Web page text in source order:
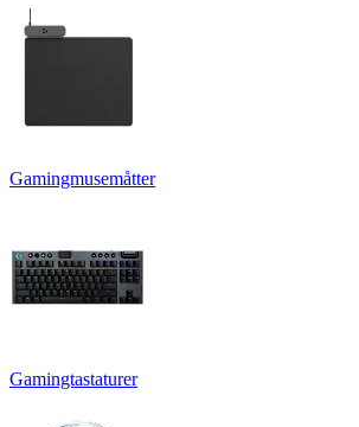
Gamingmusemåtter
Gamingtastaturer